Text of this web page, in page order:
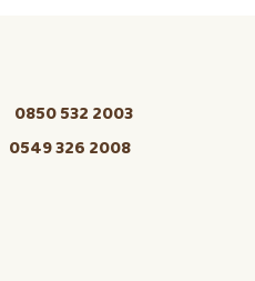
0850 532 2003
0549 326 2008